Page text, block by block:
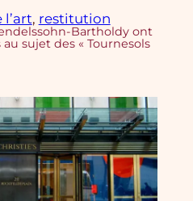
l’art, restitution
Bartholdy ont
sujet des « Tournesols